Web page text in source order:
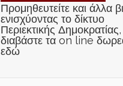
Προμηθευτείτε και άλλα
ενισχύοντας το δίκτυο
Περιεκτικής
διαβάστε τα on line
εδώ